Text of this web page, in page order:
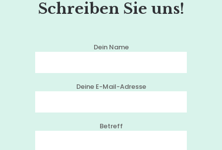
Schreiben Sie uns!
Dein Name
Deine E-Mail-Adresse
Betreff